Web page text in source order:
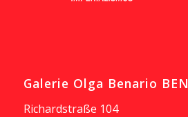
Galerie Olga Benario
Richardstraße 104